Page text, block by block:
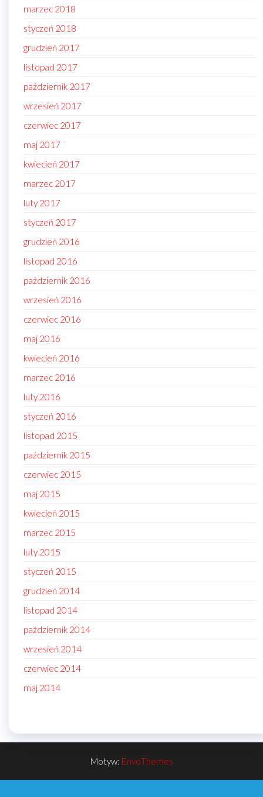
marzec 2018
styczeń 2018
grudzień 2017
listopad 2017
październik 2017
wrzesień 2017
czerwiec 2017
maj 2017
kwiecień 2017
marzec 2017
luty 2017
styczeń 2017
grudzień 2016
listopad 2016
październik 2016
wrzesień 2016
czerwiec 2016
maj 2016
kwiecień 2016
marzec 2016
luty 2016
styczeń 2016
listopad 2015
październik 2015
czerwiec 2015
maj 2015
kwiecień 2015
marzec 2015
luty 2015
styczeń 2015
grudzień 2014
listopad 2014
październik 2014
wrzesień 2014
czerwiec 2014
maj 2014
Motyw: EnvoThemes